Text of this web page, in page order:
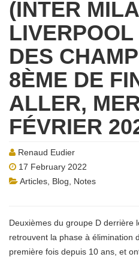
(INTER
DES
8ÈME DE
ALLER,
FÉVRIER
Renaud Eudier
17 February 2022
Articles Blog
Notes
Deuxièmes du groupe D derrière
retrouvent la phase à élimination
première fois depuis 10 ans, et